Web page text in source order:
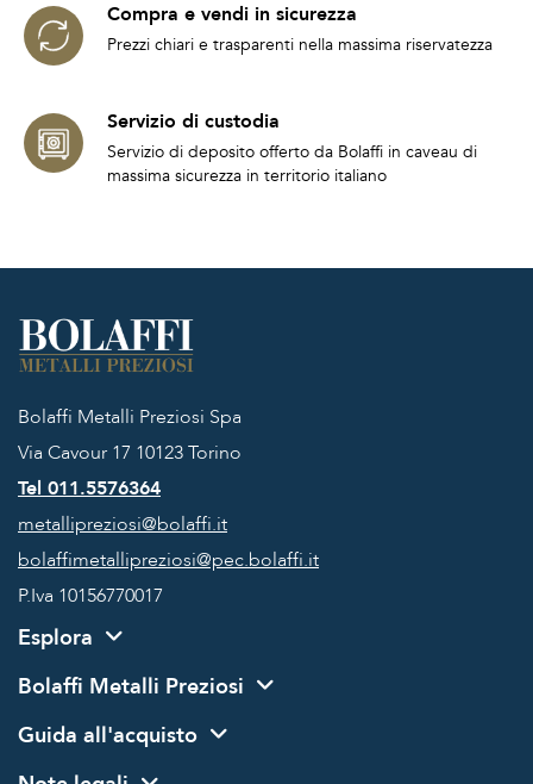
Compra e vendi in sicurezza
Prezzi chiari e trasparenti nella massima riservatezza
Servizio di custodia
Servizio di deposito offerto da Bolaffi in caveau di
massima sicurezza in territorio italiano
Bolaffi Metalli Preziosi Spa
Via Cavour 17 10123 Torino
Tel 011.5576364
metallipreziosi@bolaffi.it
bolaffimetallipreziosi@pec.bolaffi.it
P.Iva 10156770017
Esplora
Bolaffi Metalli Preziosi
Guida all'acquisto